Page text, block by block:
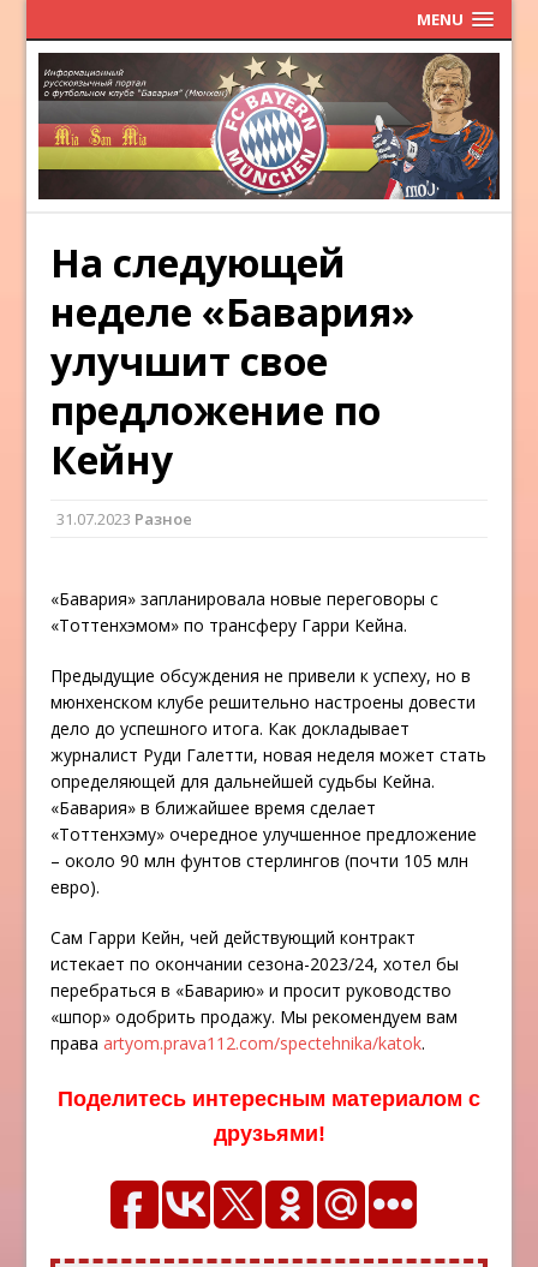
MENU
На следующей
неделе «Бавария»
улучшит свое
предложение по
Кейну
31.07.2023 Разное
«Бавария» запланировала новые переговоры с
«Тоттенхэмом» по трансферу Гарри Кейна.
Предыдущие обсуждения не привели к успеху, но в
мюнхенском клубе решительно настроены довести
дело до успешного итога. Как докладывает
журналист Руди Галетти, новая неделя может стать
определяющей для дальнейшей судьбы Кейна.
«Бавария» в ближайшее время сделает
«Тоттенхэму» очередное улучшенное предложение
– около 90 млн фунтов стерлингов (почти 105 млн
евро).
Сам Гарри Кейн, чей действующий контракт
истекает по окончании сезона-2023/24, хотел бы
перебраться в «Баварию» и просит руководство
«шпор» одобрить продажу. Мы рекомендуем вам
праваartyom.prava112.com/spectehnika/katok.
Поделитесь интересным материалом с
друзьями!